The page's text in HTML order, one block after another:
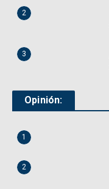
2
3
Opinión:
1
2